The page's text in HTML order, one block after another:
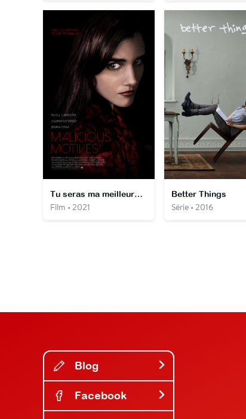
Tu seras ma meilleure amie...
Film • 2021
Better Things
Série • 2016
Blog
Facebook